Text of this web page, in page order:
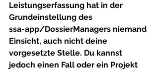
Leistungserfassung hat in der
Grundeinstellung des
ssa-app/DossierManagers niemand
Einsicht, auch nicht deine
vorgesetzte Stelle. Du kannst
jedoch einen Fall oder ein Projekt